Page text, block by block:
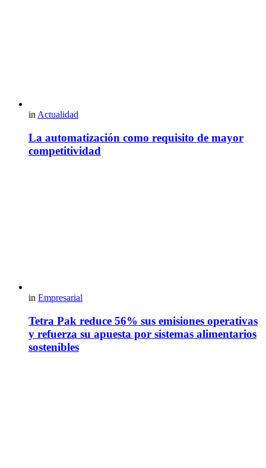
in Actualidad
La automatización como requisito de mayor
competitividad
in Empresarial
Tetra Pak reduce 56% sus emisiones operativas
y refuerza su apuesta por sistemas alimentarios
sostenibles